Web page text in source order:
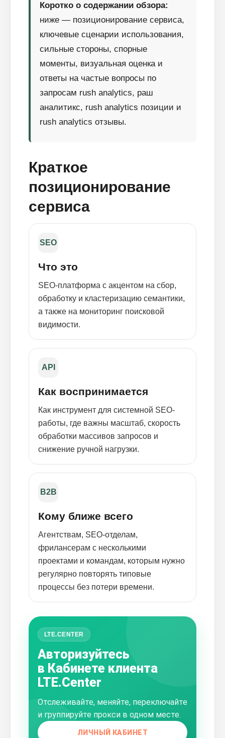
Коротко о содержании обзора:
ниже — позиционирование сервиса,
ключевые сценарии использования,
сильные стороны, спорные
моменты, визуальная оценка и
ответы на частые вопросы по
запросам rush analytics, раш
аналитикс, rush analytics позиции и
rush analytics отзывы.
Краткое
позиционирование
сервиса
SEO
Что это
SEO-платформа с акцентом на сбор,
обработку и кластеризацию семантики,
а также на мониторинг поисковой
видимости.
API
Как воспринимается
Как инструмент для системной SEO-
работы, где важны масштаб, скорость
обработки массивов запросов и
снижение ручной нагрузки.
B2B
Кому ближе всего
Агентствам, SEO-отделам,
фрилансерам с несколькими
проектами и командам, которым нужно
регулярно повторять типовые
процессы без потери времени.
LTE.CENTER
Авторизуйтесь
в Кабинете клиента
LTE.Center
Отслеживайте, меняйте, переключайте
и группируйте прокси в одном месте.
ЛИЧНЫЙ КАБИНЕТ